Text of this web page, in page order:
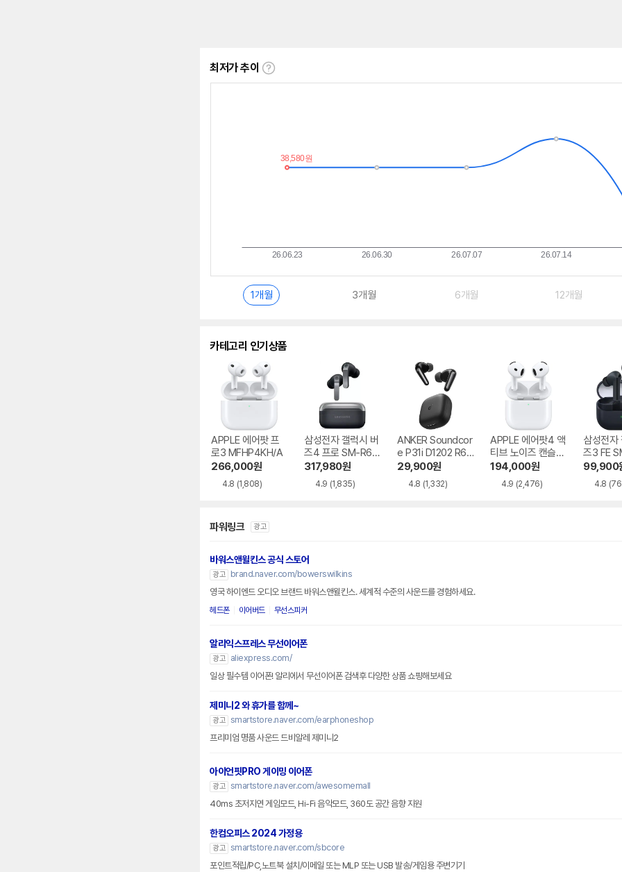
최저가 추이
최
1개월 3개월 6개월 12개월
카테고리 인기상품
APPLE 에어팟 프
로3 MFHP4KH/A
266,000원
4.8 (1,808)
삼성전자 갤럭시 버
즈4 프로 SM-R64
0
317,980원
4.9 (1,835)
ANKER Soundcor
e P31i D1202 R60
i NC
29,900원
4.8 (1,332)
APPLE 에어팟4 액
티브 노이즈 캔슬링
MXP93KH/A
194,000원
4.9 (2,476)
삼성전자
즈3 FE
99,900
4.8
파워링크 광고
바워스앤윌킨스 공식 스토어
광고
brand.naver.com/bowerswilkins
영국 하이엔드 오디오 브랜드 바워스앤윌킨스. 세계적 수준의 사운드를 경험하세요.
헤드폰 이어버드 무선스피커
알리익스프레스 무선이어폰
광고
aliexpress.com/
일상 필수템 이어폰! 알리에서 무선이어폰 검색후 다양한 상품 쇼핑해보세요
제미니2 와 휴가를 함께~
광고 smartstore.naver.com/earphoneshop
프리미엄 명품 사운드 드비알레 제미니2
아이언핏PRO 게이밍 이어폰
광고 smartstore.naver.com/awesomemall
40ms 초저지연 게임모드, Hi-Fi 음악모드, 360도 공간 음향 지원
한컴오피스 2024 가정용
광고 smartstore.naver.com/sbcore
포인트적립/PC,노트북 설치/이메일 또는 MLP 또는 USB 발송/게임용 주변기기